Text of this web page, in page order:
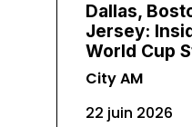
Dallas,
Jersey:
World Cup
City AM
22 juin 2026